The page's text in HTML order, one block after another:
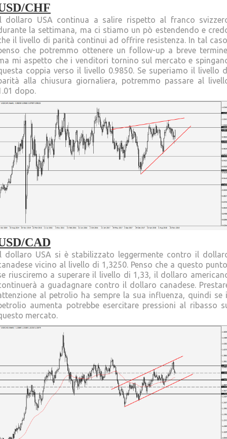
CHF
dollaro USA continua a salire rispetto al franco
la settimana, ma ci stiamo un pò estendendo e
il livello di parità continui ad offrire resistenza. In tal
che potremmo ottenere un follow-up a breve
mi aspetto che i venditori tornino sul mercato e
coppia verso il livello 0.9850. Se superiamo il livello
alla chiusura giornaliera, potremmo passare al
dopo.
CAD
dollaro USA si è stabilizzato leggermente contro il
vicino al livello di 1,3250. Penso che a questo
riusciremo a superare il livello di 1,33, il dollaro
a guadagnare contro il dollaro canadese.
al petrolio ha sempre la sua influenza, quindi se
aumenta potrebbe esercitare pressioni al ribasso
mercato.